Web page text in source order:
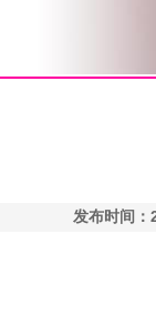
发布时间